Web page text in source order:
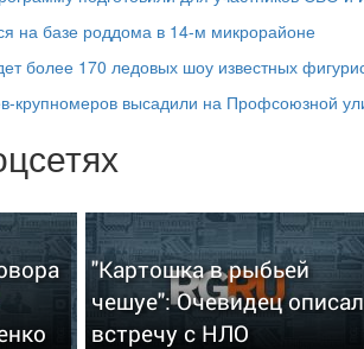
на базе роддома в 14-м микрорайоне
более 170 ледовых шоу известных
крупномеров высадили на Профсоюзной
"Картошка в рыбьей
чешуе": Очевидец описал
встречу с НЛО